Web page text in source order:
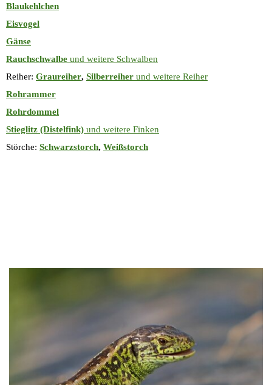
Blaukehlchen
Eisvogel
Gänse
Rauchschwalbe und weitere Schwalben
Reiher: Graureiher, Silberreiher und weitere Reiher
Rohrammer
Rohrdommel
Stieglitz (Distelfink) und weitere Finken
Störche: Schwarzstorch, Weißstorch